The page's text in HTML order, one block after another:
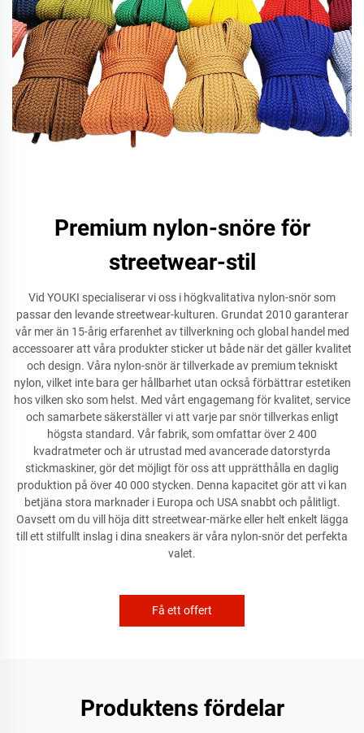
Premium nylon-snöre för
streetwear-stil
Vid YOUKI specialiserar vi oss i högkvalitativa nylon-snör som
passar den levande streetwear-kulturen. Grundat 2010 garanterar
vår mer än 15-årig erfarenhet av tillverkning och global handel med
accessoarer att våra produkter sticker ut både när det gäller kvalitet
och design. Våra nylon-snör är tillverkade av premium tekniskt
nylon, vilket inte bara ger hållbarhet utan också förbättrar estetiken
hos vilken sko som helst. Med vårt engagemang för kvalitet, service
och samarbete säkerställer vi att varje par snör tillverkas enligt
högsta standard. Vår fabrik, som omfattar över 2 400
kvadratmeter och är utrustad med avancerade datorstyrda
stickmaskiner, gör det möjligt för oss att upprätthålla en daglig
produktion på över 40 000 stycken. Denna kapacitet gör att vi kan
betjäna stora marknader i Europa och USA snabbt och pålitligt.
Oavsett om du vill höja ditt streetwear-märke eller helt enkelt lägga
till ett stilfullt inslag i dina sneakers är våra nylon-snör det perfekta
valet.
Få ett offert
Produktens fördelar